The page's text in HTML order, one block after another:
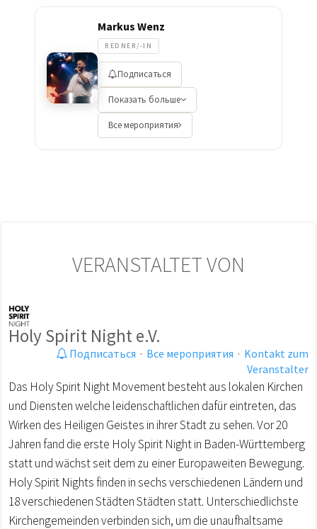
Markus Wenz
REDNER/-IN
Подписаться
Показать больше
Все мероприятия
VERANSTALTET VON
Holy Spirit Night e.V.
Подписаться · Все мероприятия · Kontakt zum
Veranstalter
Das Holy Spirit Night Movement besteht aus lokalen Kirchen
und Diensten welche leidenschaftlichen dafür eintreten, das
Wirken des Heiligen Geistes in ihrer Stadt zu sehen. Vor 20
Jahren fand die erste Holy Spirit Night in Baden-Württemberg
statt und wächst seit dem zu einer Europaweiten Bewegung.
Holy Spirit Nights finden in sechs verschiedenen Ländern und
18 verschiedenen Städten Städten statt. Unterschiedlichste
Kirchengemeinden verbinden sich, um die unaufhaltsame